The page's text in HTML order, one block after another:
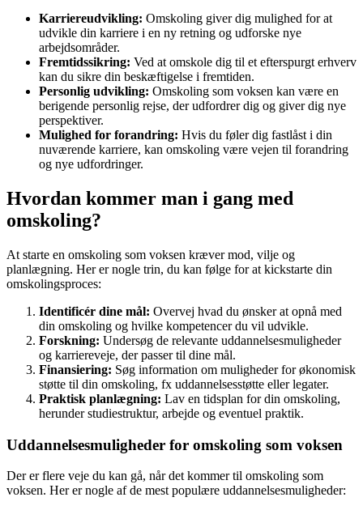
Karriereudvikling: Omskoling giver dig mulighed for at
udvikle din karriere i en ny retning og udforske nye
arbejdsområder.
Fremtidssikring: Ved at omskole dig til et efterspurgt erhverv
kan du sikre din beskæftigelse i fremtiden.
Personlig udvikling: Omskoling som voksen kan være en
berigende personlig rejse, der udfordrer dig og giver dig nye
perspektiver.
Mulighed for forandring: Hvis du føler dig fastlåst i din
nuværende karriere, kan omskoling være vejen til forandring
og nye udfordringer.
Hvordan kommer man i gang med
omskoling?
At starte en omskoling som voksen kræver mod, vilje og
planlægning. Her er nogle trin, du kan følge for at kickstarte din
omskolingsproces:
Identificér dine mål: Overvej hvad du ønsker at opnå med
din omskoling og hvilke kompetencer du vil udvikle.
Forskning: Undersøg de relevante uddannelsesmuligheder
og karriereveje, der passer til dine mål.
Finansiering: Søg information om muligheder for økonomisk
støtte til din omskoling, fx uddannelsesstøtte eller legater.
Praktisk planlægning: Lav en tidsplan for din omskoling,
herunder studiestruktur, arbejde og eventuel praktik.
Uddannelsesmuligheder for omskoling som voksen
Der er flere veje du kan gå, når det kommer til omskoling som
voksen. Her er nogle af de mest populære uddannelsesmuligheder: